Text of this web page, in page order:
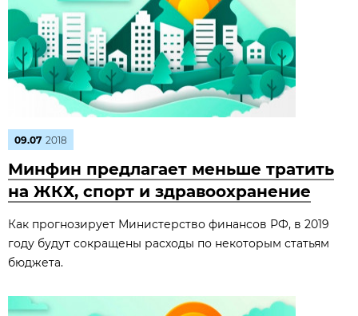
09.07 2018
Минфин предлагает меньше тратить
на ЖКХ, спорт и здравоохранение
Как прогнозирует Министерство финансов РФ, в 2019
году будут сокращены расходы по некоторым статьям
бюджета.